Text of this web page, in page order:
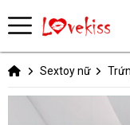
Sextoy nữ